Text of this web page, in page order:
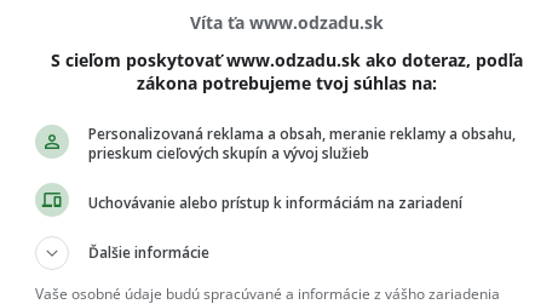
toho vynikajú múdrosťou či schopnosťou v tichosti
Pokiaľ ťa zaujme rezervovaný Kozorožec, bude užitočné
rozhovorov. Môžeš tak odhaliť pokladnicu postrehov,
Víta ťa www.odzadu.sk
S cieľom poskytovať www.odzadu.sk ako doteraz, podľa
zákona potrebujeme tvoj súhlas na:
Personalizovaná reklama a obsah, meranie reklamy a obsahu,
prieskum cieľových skupín a vývoj služieb
Uchovávanie alebo prístup k informáciám na zariadení
Ďalšie informácie
Vaše osobné údaje budú spracúvané a informácie z vášho zariadenia